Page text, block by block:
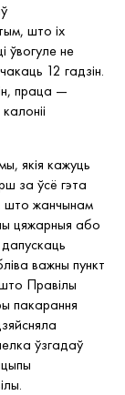
што іх
ўвогуле не
12 гадзін.
праца —
якія кажуць
за ўсё гэта
што жанчынам
цяжарныя або
важны пункт
Правілы
пакарання
ўзгадаў